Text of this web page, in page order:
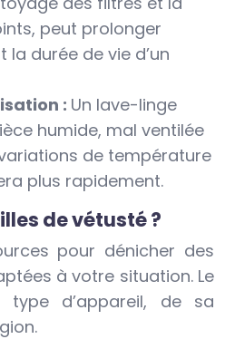
peut prolonger
durée de vie d’un
: Un lave-linge
humide, mal ventilée
de température
plus rapidement.
de vétusté ?
pour dénicher des
à votre situation. Le
d’appareil, de sa